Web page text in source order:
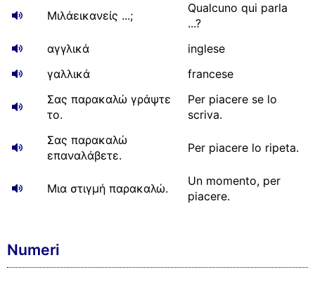
Μιλάεικανείς ...;
Qualcuno qui parla
...?
αγγλικά
inglese
γαλλικά
francese
Σας παρακαλώ γράψτε
το.
Per piacere se lo
scriva.
Σας παρακαλώ
επαναλάβετε.
Per piacere lo ripeta.
Μια στιγμή παρακαλώ.
Un momento, per
piacere.
Numeri